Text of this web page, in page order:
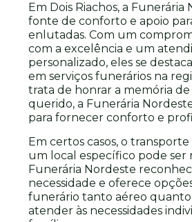
Em Dois Riachos, a
fonte de conforto e apoio
enlutadas. Com um
com a excelência e um
personalizado, eles se
em serviços funerários na
trata de honrar a memória
querido, a Funerária
para fornecer conforto e
Em certos casos, o
um local específico pode ser
Funerária Nordeste
necessidade e oferece
funerário tanto aéreo quanto
atender às necessidades